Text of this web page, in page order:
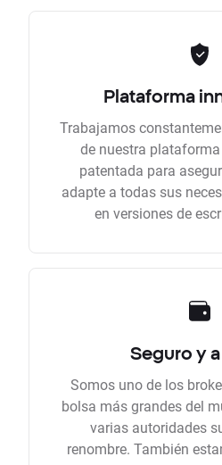
Plataforma
Trabajamos
de nuestra
patentada para
adapte a todas sus
en versiones de
Seguro y
Somos uno de los
bolsa más grandes del
varias autoridades
renombre. También